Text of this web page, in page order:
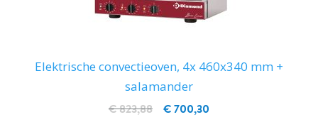
Elektrische convectieoven, 4x 460x340 mm +
salamander
€ 700,30
€ 823,88